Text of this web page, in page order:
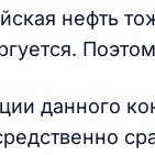
нефть
данного